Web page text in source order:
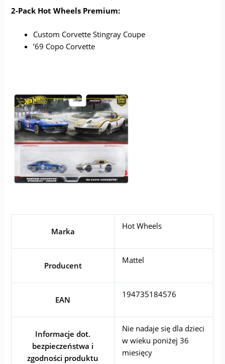
2-Pack Hot Wheels Premium:
Custom Corvette Stingray Coupe
’69 Copo Corvette
Marka
Hot Wheels
Producent
Mattel
EAN
194735184576
Informacje dot.
bezpieczeństwa i
zgodności produktu
Nie nadaje się dla dzieci
w wieku poniżej 36
miesięcy